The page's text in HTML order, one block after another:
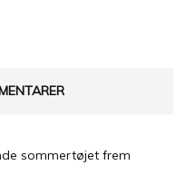
sommertøjet frem